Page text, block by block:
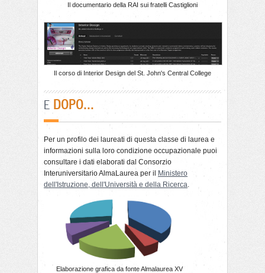
Il documentario della RAI sui fratelli Castiglioni
Il corso di Interior Design del St. John's Central College
E DOPO...
Per un profilo dei laureati di questa classe di laurea e
informazioni sulla loro condizione occupazionale puoi
consultare i dati elaborati dal Consorzio
Interuniversitario AlmaLaurea per il Ministero
dell'Istruzione, dell'Università e della Ricerca.
Elaborazione grafica da fonte Almalaurea XV